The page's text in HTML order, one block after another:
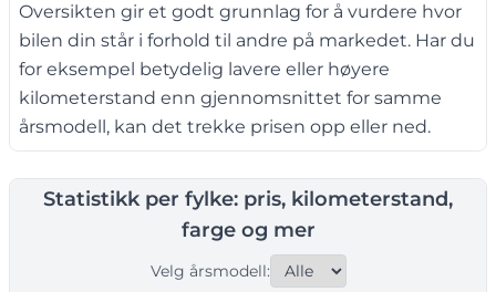
Oversikten gir et godt grunnlag for å vurdere hvor
bilen din står i forhold til andre på markedet. Har du
for eksempel betydelig lavere eller høyere
kilometerstand enn gjennomsnittet for samme
årsmodell, kan det trekke prisen opp eller ned.
Statistikk per fylke: pris, kilometerstand,
farge og mer
Velg årsmodell: